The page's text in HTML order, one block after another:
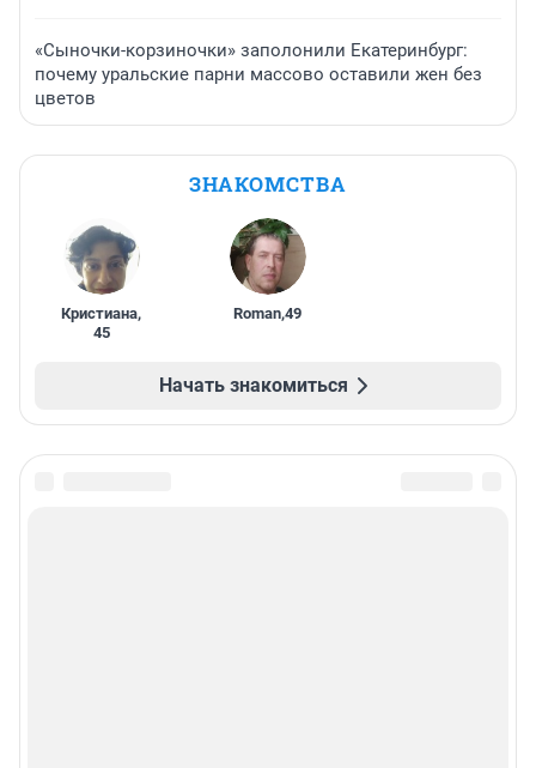
«Сыночки-корзиночки» заполонили Екатеринбург:
почему уральские парни массово оставили жен без
цветов
ЗНАКОМСТВА
Кристиана,
45
Roman,49
Начать знакомиться